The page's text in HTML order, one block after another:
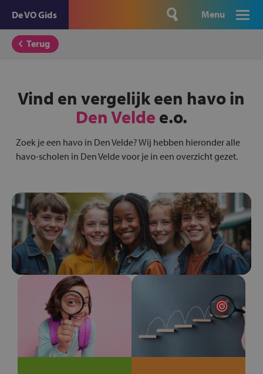
De VO Gids Menu
Terug
Vind en vergelijk een havo in
Den Velde e.o.
Zoek je een havo in Den Velde? Wij hebben hieronder alle
havo-scholen in Den Velde voor je in een overzicht gezet.